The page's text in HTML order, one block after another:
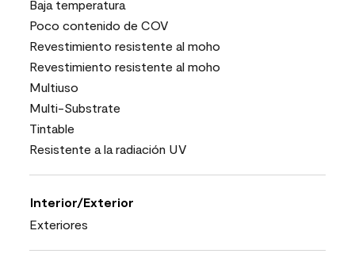
Baja temperatura
Poco contenido de COV
Revestimiento resistente al moho
Revestimiento resistente al moho
Multiuso
Multi-Substrate
Tintable
Resistente a la radiación UV
Interior/Exterior
Exteriores